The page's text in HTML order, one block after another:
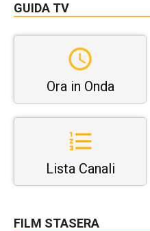
GUIDA TV
Ora in Onda
Lista Canali
FILM STASERA